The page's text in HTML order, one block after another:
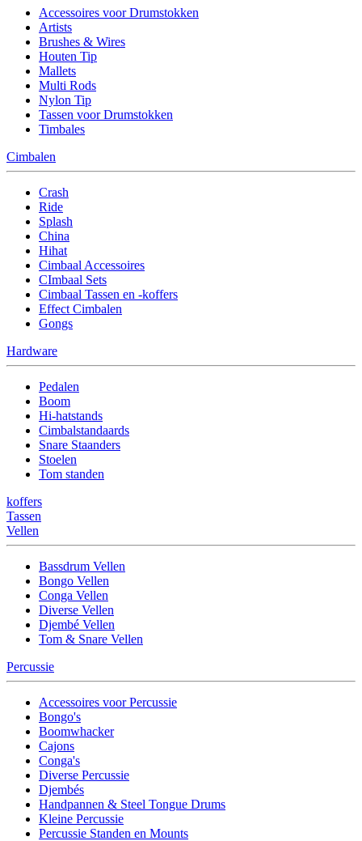
Accessoires voor Drumstokken
Artists
Brushes & Wires
Houten Tip
Mallets
Multi Rods
Nylon Tip
Tassen voor Drumstokken
Timbales
Cimbalen
Crash
Ride
Splash
China
Hihat
Cimbaal Accessoires
CImbaal Sets
Cimbaal Tassen en -koffers
Effect Cimbalen
Gongs
Hardware
Pedalen
Boom
Hi-hatstands
Cimbalstandaards
Snare Staanders
Stoelen
Tom standen
koffers
Tassen
Vellen
Bassdrum Vellen
Bongo Vellen
Conga Vellen
Diverse Vellen
Djembé Vellen
Tom & Snare Vellen
Percussie
Accessoires voor Percussie
Bongo's
Boomwhacker
Cajons
Conga's
Diverse Percussie
Djembés
Handpannen & Steel Tongue Drums
Kleine Percussie
Percussie Standen en Mounts